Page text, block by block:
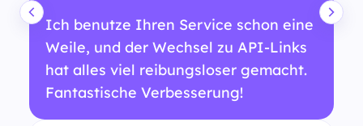
Ich benutze Ihren Service schon eine
Weile, und der Wechsel zu API-Links
hat alles viel reibungsloser gemacht.
Fantastische Verbesserung!